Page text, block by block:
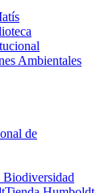
Ambientales
de